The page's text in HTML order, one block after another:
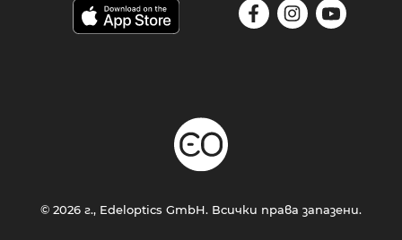
© 2026 г., Edeloptics GmbH. Всички права запазени.